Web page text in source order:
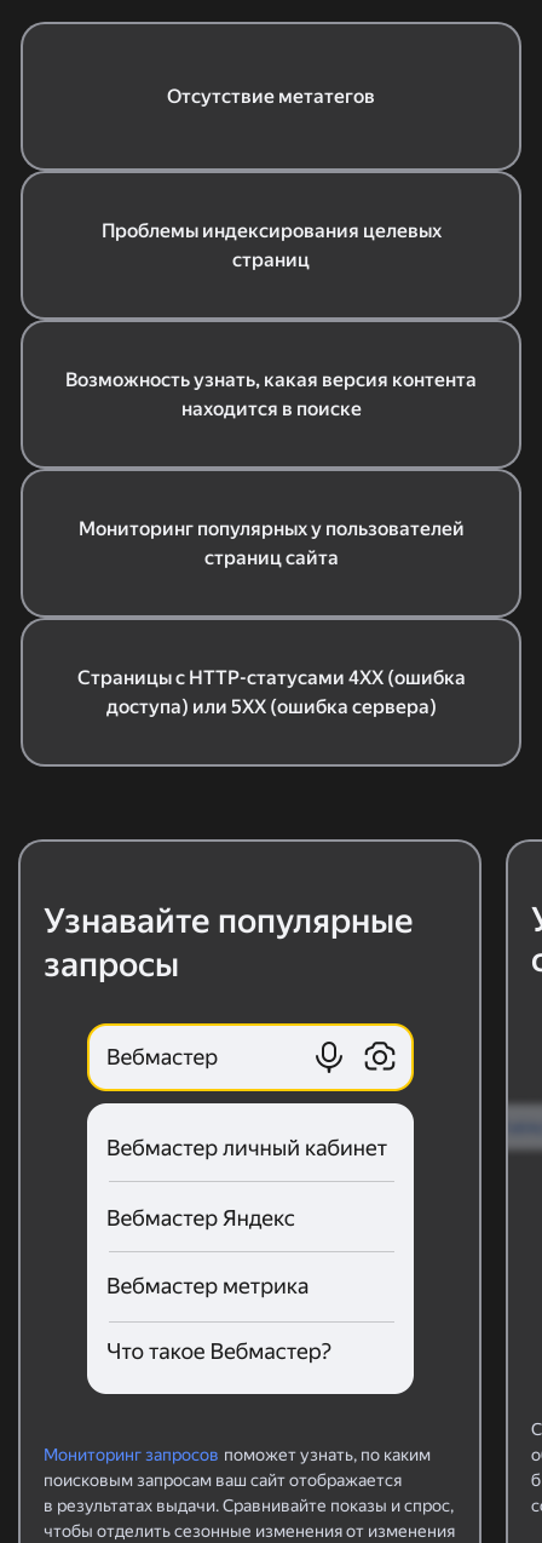
Отсутствие метатегов
Проблемы индексирования целевых
страниц
Возможность узнать, какая версия контента
находится в поиске
Мониторинг популярных у пользователей
страниц сайта
Страницы с HTTP-статусами 4ХХ (ошибка
доступа) или 5ХХ (ошибка сервера)
Узнавайте популярные
запросы
Мониторинг запросов поможет узнать, по каким
поисковым запросам ваш сайт отображается
в результатах выдачи. Сравнивайте показы и спрос,
чтобы отделить сезонные изменения от изменения